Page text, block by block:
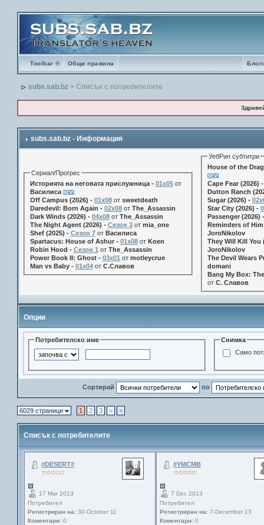
Toolbar ® Общи правила
subs.sab.bz > Списък с потребителите
subs.sab.bz - Информация
Сериал/Прогрес
Историята на неговата прислужница - 01х05от
Василиса
Off Campus (2026) - 01x08от sweetdeath
Daredevil: Born Again - 02x08от The_Assassin
Dark Winds (2026) - 04x08от The_Assassin
The Night Agent (2026) - Сезон 3от mia_one
Shef (2025) - Сезон 7от Василиса
Spartacus: House of Ashur - 01x08от Koen
Robin Hood - Сезон 1 от The_Assassin
Power Book II: Ghost - 03x01 от motleycrue
Man vs Baby - 01x04от С.Славов
УебРип субтитри
House of the
Cape Fear (2026)
Dutton Ranch
Sugar (2026) -
Star City (2026) -
Passenger (2026)
Reminders of
JoroNikolov
They Will Kill You
JoroNikolov
The Devil Wears
domani
Bang My Box:
от С. Славов
Опции
Потребителско име
Снимка
Само
Сортирай по
6029 страници 1 2 3 > »
Списък с потребителите
#DESERT#
17 Mar 2013
Потребител
Регистриран на: 30-October 11
Коментари: 0
#YMCMB
7 Dec 2013
Потребител
Регистриран на: 7-December 13
Коментари: 0